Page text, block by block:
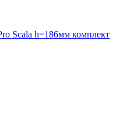
Scala h=186мм комплект